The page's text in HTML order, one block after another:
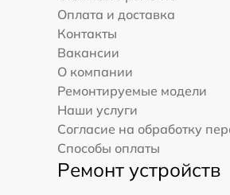
Оплата и доставка
Контакты
Вакансии
О компании
Ремонтируемые модели
Наши услуги
Согласие на обработку
Способы оплаты
Ремонт устройств